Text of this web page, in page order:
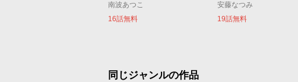
南波あつこ
16話無料
安藤なつみ
19話無料
同じジャンルの作品